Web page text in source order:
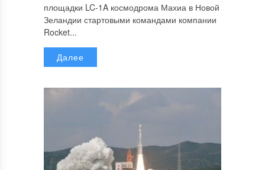
площадки LC-1A космодрома Махиа в Новой
Зеландии стартовыми командами компании
Rocket...
Далее